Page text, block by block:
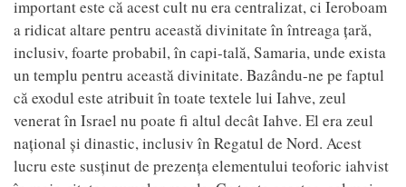
important este că acest cult nu era centralizat, ci Ieroboam
a ridicat altare pentru această divinitate în întreaga țară,
inclusiv, foarte probabil, în capi-tală, Samaria, unde exista
un templu pentru această divinitate. Bazându-ne pe faptul
că exodul este atribuit în toate textele lui Iahve, zeul
venerat în Israel nu poate fi altul decât Iahve. El era zeul
național și dinastic, inclusiv în Regatul de Nord. Acest
lucru este susținut de prezența elementului teoforic iahvist